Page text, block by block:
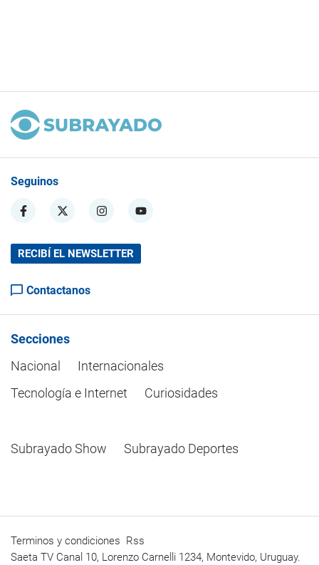
Seguinos
RECIBÍ EL NEWSLETTER
Contactanos
Secciones
Nacional
Internacionales
Tecnología e Internet
Curiosidades
Subrayado Show Subrayado Deportes
Terminos y condiciones Rss
Saeta TV Canal 10, Lorenzo Carnelli 1234, Montevido, Uruguay.